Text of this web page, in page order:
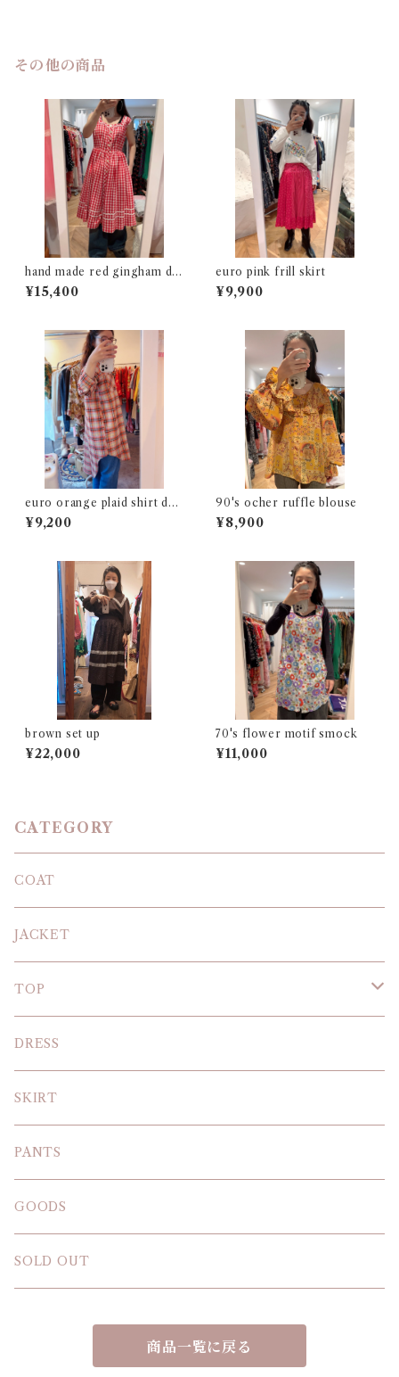
その他の商品
hand made red gingham dr
ess
¥15,400
euro pink frill skirt
¥9,900
euro orange plaid shirt dre
ss
¥9,200
90's ocher ruffle blouse
¥8,900
brown set up
¥22,000
70's flower motif smock
¥11,000
CATEGORY
COAT
JACKET
TOP
KNIT
BLOUSE
T-SHIRT
SWEAT SHIRT
DRESS
SKIRT
PANTS
GOODS
SOLD OUT
商品一覧に戻る